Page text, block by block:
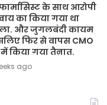
के साथ आरोपी
का किया गया था
और जुगलबंदी कायम
फिर से वापस CMO
किया गया तैनात.
ago